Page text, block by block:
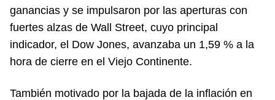
ganancias y se impulsaron por las aperturas con
fuertes alzas de Wall Street, cuyo principal
indicador, el Dow Jones, avanzaba un 1,59 % a la
hora de cierre en el Viejo Continente.
También motivado por la bajada de la inflación en